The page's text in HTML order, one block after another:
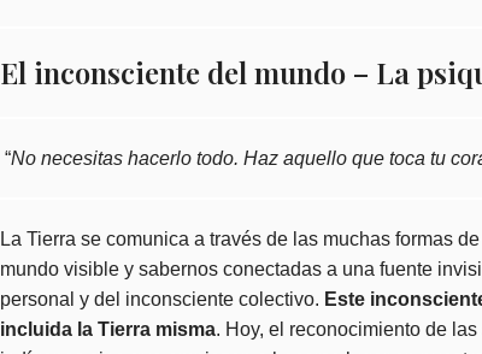
El inconsciente del mundo – La
“No necesitas hacerlo todo. Haz aquello que toca tu
La Tierra se comunica a través de las muchas formas
mundo visible y sabernos conectadas a una fuente
personal y del inconsciente colectivo. Este
incluida la Tierra misma. Hoy, el reconocimiento de